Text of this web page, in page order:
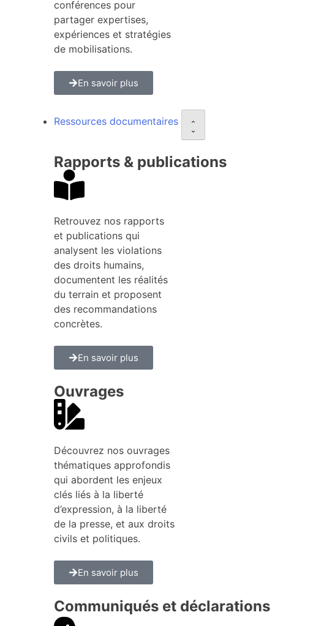
conférences pour
partager expertises,
expériences et stratégies
de mobilisations.
En savoir plus
Ressources documentaires
Rapports & publications
Retrouvez nos rapports
et publications qui
analysent les violations
des droits humains,
documentent les réalités
du terrain et proposent
des recommandations
concrètes.
En savoir plus
Ouvrages
Découvrez nos ouvrages
thématiques approfondis
qui abordent les enjeux
clés liés à la liberté
d’expression, à la liberté
de la presse, et aux droits
civils et politiques.
En savoir plus
Communiqués et déclarations